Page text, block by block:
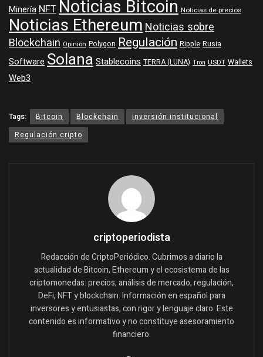
MineríaNFTNoticias Bitcoin Noticias de precios
Noticias EthereumNoticias sobre
Blockchain Opinión Polygon Regulación Ripple Rusia
SoftwareSolanaStablecoins TERRA (LUNA) Tron USDT Wallets
Web3
Tags: Bitcoin Blockchain
Inversión institucional
Regulación cripto
criptoperiodista
Redacción de CriptoPeriódico. Cubrimos a diario la
actualidad de Bitcoin, Ethereum y el ecosistema de las
criptomonedas: precios, análisis de mercado, regulación,
DeFi, NFT y blockchain. Información en español para
inversores y entusiastas, con rigor y lenguaje claro. Este
contenido es informativo y no constituye asesoramiento
financiero.